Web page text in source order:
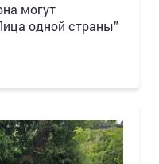
могут
одной страны”